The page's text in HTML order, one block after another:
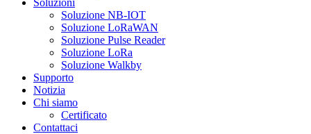
Soluzioni
Soluzione NB-IOT
Soluzione LoRaWAN
Soluzione Pulse Reader
Soluzione LoRa
Soluzione Walkby
Supporto
Notizia
Chi siamo
Certificato
Contattaci